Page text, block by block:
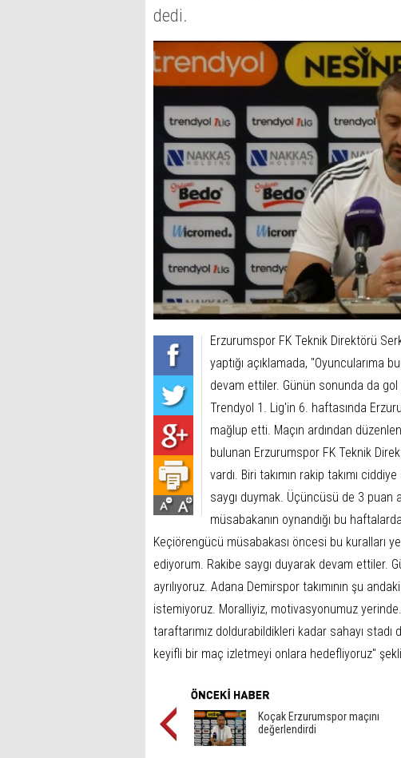
dedi.
Erzurumspor FK Teknik Direktörü
yaptığı açıklamada, "Oyuncularıma
devam ettiler. Günün sonunda da gol
Trendyol 1. Lig'in 6. haftasında
mağlup etti. Maçın ardından
bulunan Erzurumspor FK Teknik
vardı. Biri takımın rakip takımı
saygı duymak. Üçüncüsü de 3 puan
müsabakanın oynandığı bu
Keçiörengücü müsabakası öncesi bu kuralları
ediyorum. Rakibe saygı duyarak devam ettiler.
ayrılıyoruz. Adana Demirspor takımının şu
istemiyoruz. Moralliyiz, motivasyonumuz
taraftarımız doldurabildikleri kadar sahayı
keyifli bir maç izletmeyi onlara hedefliyoruz"
Koçak Erzurumspor maçını
değerlendirdi